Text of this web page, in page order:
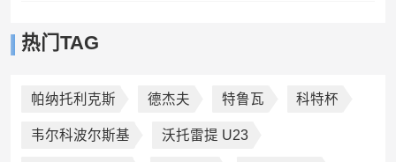
热门TAG
帕纳托利克斯 德杰夫 特鲁瓦 科特杯
韦尔科波尔斯基 沃托雷提 U23